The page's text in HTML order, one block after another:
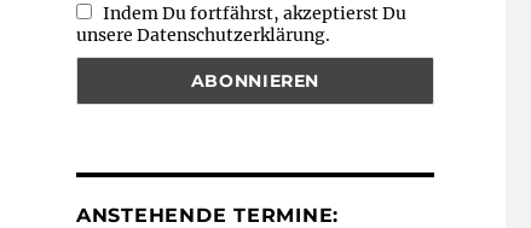
Indem Du fortfährst, akzeptierst Du
unsere Datenschutzerklärung.
ANSTEHENDE TERMINE: